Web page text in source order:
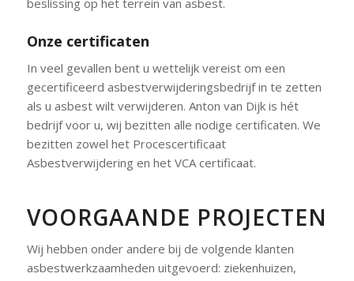
Onze certificaten
In veel gevallen bent u wettelijk vereist om een
gecertificeerd asbestverwijderingsbedrijf in te zetten
als u asbest wilt verwijderen. Anton van Dijk is hét
bedrijf voor u, wij bezitten alle nodige certificaten. We
bezitten zowel het Procescertificaat
Asbestverwijdering en het VCA certificaat.
VOORGAANDE PROJECTEN
Wij hebben onder andere bij de volgende klanten
asbestwerkzaamheden uitgevoerd: ziekenhuizen,